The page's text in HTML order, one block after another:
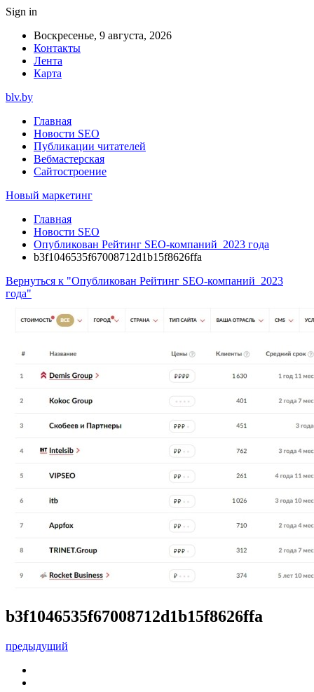
Sign in
Воскресенье, 9 августа, 2026
Контакты
Лента
Карта
blv.by
Главная
Новости SEO
Публикации читателей
Вебмастерская
Сайтостроение
Новый маркетинг
Главная
Новости SEO
Опубликован Рейтинг SEO-компаний 2023 года
b3f1046535f67008712d1b15f8626ffa
Вернуться к "Опубликован Рейтинг SEO-компаний 2023
года"
b3f1046535f67008712d1b15f8626ffa
предыдущий